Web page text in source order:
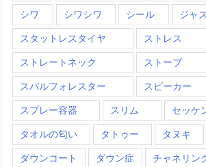
シワ シワシワ シール ジャ
スタットレスタイヤ ストレス
ストレートネック ストーブ
スバルフォレスター スピーカー
スプレー容器 スリム セッケ
タオルの匂い タトゥー タヌキ
ダウンコート ダウン症 チャネリン